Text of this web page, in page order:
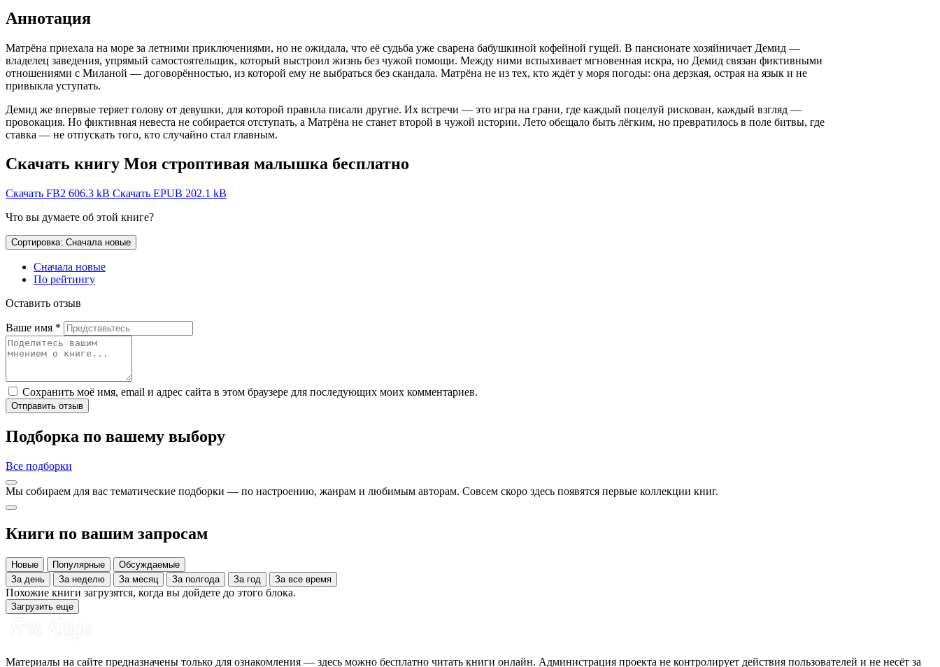
Аннотация
Матрёна приехала на море за летними приключениями, но не ожидала, что её судьба уже сварена бабушкиной кофейной гущей. В пансионате хозяйничает Демид —
владелец заведения, упрямый самостоятельщик, который выстроил жизнь без чужой помощи. Между ними вспыхивает мгновенная искра, но Демид связан фиктивными
отношениями с Миланой — договорённостью, из которой ему не выбраться без скандала. Матрёна не из тех, кто ждёт у моря погоды: она дерзкая, острая на язык и не
привыкла уступать.
Демид же впервые теряет голову от девушки, для которой правила писали другие. Их встречи — это игра на грани, где каждый поцелуй рискован, каждый взгляд —
провокация. Но фиктивная невеста не собирается отступать, а Матрёна не станет второй в чужой истории. Лето обещало быть лёгким, но превратилось в поле битвы, где
ставка — не отпускать того, кто случайно стал главным.
Скачать книгу Моя строптивая малышка бесплатно
Скачать FB2 606.3 kB Скачать EPUB 202.1 kB
Что вы думаете об этой книге?
Сортировка: Сначала новые
Сначала новые
По рейтингу
Оставить отзыв
Ваше имя *
Сохранить моё имя, email и адрес сайта в этом браузере для последующих моих комментариев.
Отправить отзыв
Подборка по вашему выбору
Все подборки
Мы собираем для вас тематические подборки — по настроению, жанрам и любимым авторам. Совсем скоро здесь появятся первые коллекции книг.
Книги по вашим запросам
Новые Популярные
Обсуждаемые
За день
За неделю За месяц За полгода За год За все время
Похожие книги загрузятся, когда вы дойдете до этого блока.
Загрузить еще
Материалы на сайте предназначены только для ознакомления — здесь можно бесплатно читать книги онлайн. Администрация проекта не контролирует действия пользователей и не несёт за